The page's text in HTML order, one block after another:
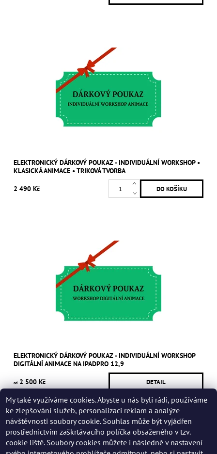
ELEKTRONICKÝ DÁRKOVÝ POUKAZ - INDIVIDUÁLNÍ WORKSHOP •
KLASICKÁ ANIMACE • TRIKOVÁ TVORBA
2 490 Kč
ELEKTRONICKÝ DÁRKOVÝ POUKAZ - INDIVIDUÁLNÍ WORKSHOP
DIGITÁLNÍ ANIMACE NA IPADPRO 12,9
od 2 500 Kč DETAIL
My také využíváme cookies. Abyste u nás byli rádi, používáme
ke zlepšování služeb, personalizaci reklam a analýze
návštěvnosti soubory cookie. Souhlas může být vyjádřen
prostřednictvím zaškrtávacího políčka obsaženého v tzv.
cookie liště. Soubory cookies můžete i následně v nastavení